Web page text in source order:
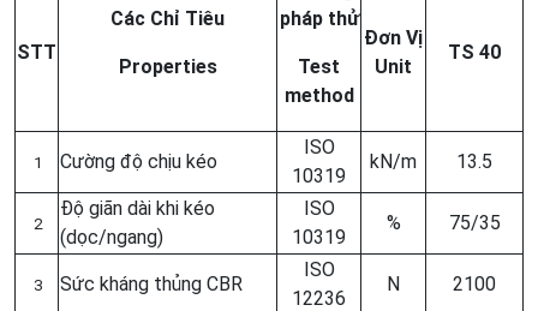
STT
Các Chỉ Tiêu
Properties
pháp thử
Test
method
Đơn Vị
Unit
TS 40
1 Cường độ chịu kéo
ISO
10319
kN/m 13.5
2
Độ giãn dài khi kéo
(dọc/ngang)
ISO
10319
% 75/35
3 Sức kháng thủng CBR
ISO
12236
N 2100